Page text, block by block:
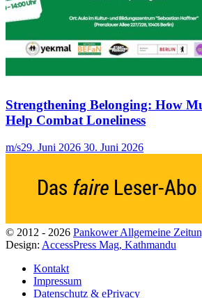
Strengthening Belonging: How
Help Combat Loneliness
m/s29. Juni 2026 30. Juni 2026
© 2012 - 2026 Pankower Allgemeine
Design: AccessPress Mag, Kathmandu
Kontakt
Impressum
Datenschutz & ePrivacy